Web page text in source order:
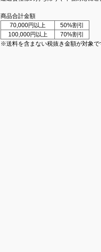
商品合計金額
70,000円以上
50%割引
100,000円以上
70%割引
※送料を含まない税抜き金額が対象で